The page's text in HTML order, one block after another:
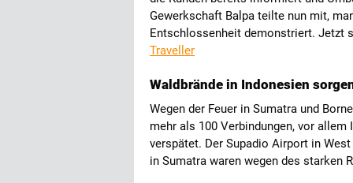
Gewerkschaft Balpa teilte nun mit,
Entschlossenheit demonstriert. Jetzt
Traveller
Waldbrände in Indonesien
Wegen der Feuer in Sumatra und
mehr als 100 Verbindungen, vor
verspätet. Der Supadio Airport in
in Sumatra waren wegen des starken